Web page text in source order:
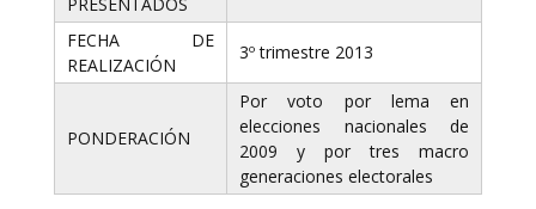
FECHA DE
REALIZACIÓN
3º trimestre 2013
PONDERACIÓN
Por voto por lema en
elecciones nacionales de
2009 y por tres macro
generaciones electorales